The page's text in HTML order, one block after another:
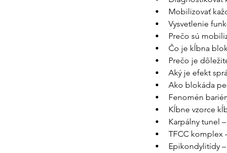
Mobilizovať
Vysvetlenie
Prečo sú
Čo je kĺbna
Prečo je
Aký je efekt
Ako blokáda
Fenomén
Kĺbne vzorce
Karpálny tunel
TFCC komplex
Epikondylitídy